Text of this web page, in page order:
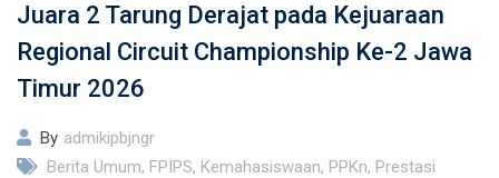
Juara 2 Tarung Derajat pada Kejuaraan
Regional Circuit Championship Ke-2 Jawa
Timur 2026
By admikipbjngr
Berita Umum, FPIPS, Kemahasiswaan, PPKn, Prestasi